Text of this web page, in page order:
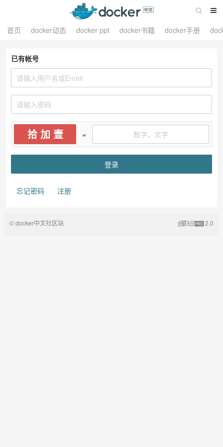
首页 docker动态 docker ppt docker书籍 docker手册
已有帐号
拾 加 壹 =
忘记密码 注册
© docker中文社区站 2.0